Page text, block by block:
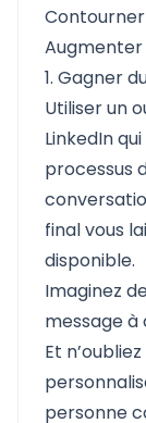
Contourner
1. Gagner
Utiliser un
LinkedIn
processus
final vous
disponible.
Imaginez
message à
Et
personne